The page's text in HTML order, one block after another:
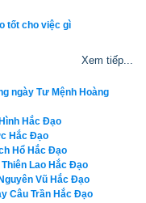
xem ngày tốt xấu
phải tốt hay không còn
ngày khác bên dưới
(28 sao)
金龍 (Cang Kim long),
- 房曰兔
Nguyệt Hồ), sao Vĩ
(Cơ Thủy Báo),
tốt cho việc gì
Xem tiếp...
ngày Tư Mệnh Hoàng
Hắc Đạo
Hắc Đạo
Hổ Hắc Đạo
Lao Hắc Đạo
Vũ Hắc Đạo
Câu Trần Hắc Đạo